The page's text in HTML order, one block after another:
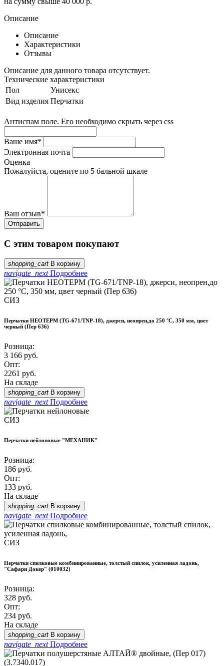
Описание
Описание
Характеристики
Отзывы
Описание для данного товара отсутствует.
Технические характеристики
Пол
Унисекс
Вид изделия Перчатки
Антиспам поле. Его необходимо скрыть через css
Ваше имя*
Электронная почта
Оценка
Пожалуйста, оцените по 5 бальной шкале
Ваш отзыв*
С этим товаром покупают
shopping_cart В корзину
navigate_nextПодробнее
СИЗ
Перчатки НЕОТЕРМ (TG-671/TNP-18), джерси, неопрен,до 250 °С, 350 мм, цвет
черный (Пер 636)
Розница:
3 166 руб.
Опт:
2261 руб.
На складе
shopping_cart В корзину
navigate_nextПодробнее
СИЗ
Перчатки нейлоновые "МЕХАНИК"
Розница:
186 руб.
Опт:
133 руб.
На складе
shopping_cart В корзину
navigate_nextПодробнее
СИЗ
Перчатки спилковые комбинированные, толстый спилок, усиленная ладонь,
"Сафари Докер" (010032)
Розница:
328 руб.
Опт:
234 руб.
На складе
shopping_cart В корзину
navigate_nextПодробнее